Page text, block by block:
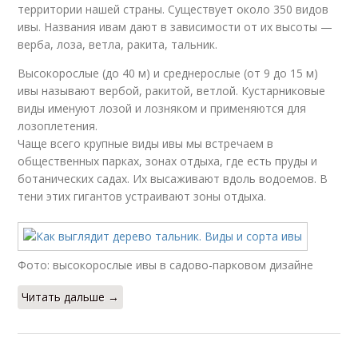
территории нашей страны. Существует около 350 видов
ивы. Названия ивам дают в зависимости от их высоты —
верба, лоза, ветла, ракита, тальник.
Высокорослые (до 40 м) и среднерослые (от 9 до 15 м)
ивы называют вербой, ракитой, ветлой. Кустарниковые
виды именуют лозой и лозняком и применяются для
лозоплетения.
Чаще всего крупные виды ивы мы встречаем в
общественных парках, зонах отдыха, где есть пруды и
ботанических садах. Их высаживают вдоль водоемов. В
тени этих гигантов устраивают зоны отдыха.
Фото: высокорослые ивы в садово-парковом дизайне
Читать дальше →